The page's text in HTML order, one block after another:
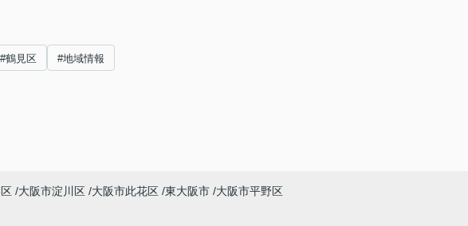
#鶴見区 #地域情報
大阪市淀川区 大阪市此花区 東大阪市 大阪市平野区